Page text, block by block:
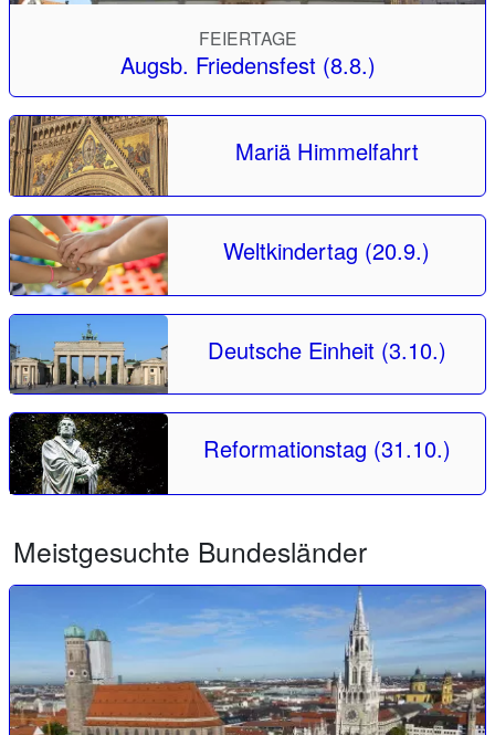
FEIERTAGE
Augsb. Friedensfest (8.8.)
Mariä Himmelfahrt
Weltkindertag (20.9.)
Deutsche Einheit (3.10.)
Reformationstag (31.10.)
Meistgesuchte Bundesländer